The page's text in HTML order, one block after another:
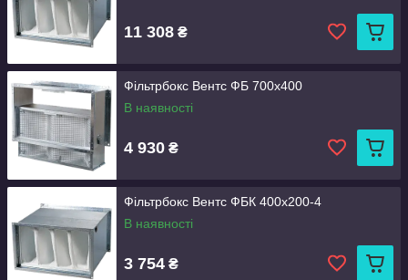
11 308 ₴
Фільтрбокс Вентс ФБ 700x400
В наявності
4 930 ₴
Фільтрбокс Вентс ФБК 400x200-4
В наявності
3 754 ₴